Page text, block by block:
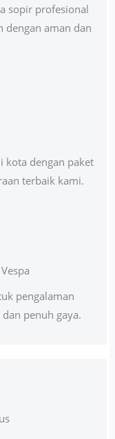
sopir profesional
dengan aman dan
kota dengan paket
terbaik kami.
pengalaman
penuh gaya.